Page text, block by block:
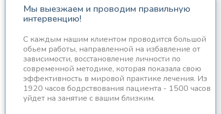
Мы выезжаем и проводим правильную
интервенцию!
С каждым нашим клиентом проводится большой
обьем работы, направленной на избавление от
зависимости, восстановление личности по
современной методике, которая показала свою
эффективность в мировой практике лечения. Из
1920 часов бодрствования пациента - 1500 часов
уйдет на занятие с вашим близким.